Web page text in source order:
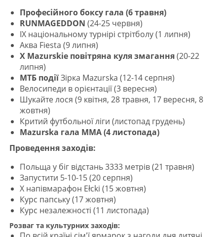
Професійного боксу гала (6 травня)
RUNMAGEDDON (24-25 червня)
IX національному турнірі стрітболу (1 липня)
Аква Fiesta (9 липня)
X Mazurskie повітряна куля змагання(20-22
липня)
МТБ подіїЗірка Mazurska (12-14 серпня)
Велосипеди в орієнтації (3 вересня)
Шукайте лося (9 квітня, 28 травня, 17 вересня, 8
жовтня)
Критий футбольної ліги (листопад грудень)
Mazurska гала ММА (4 листопада)
Проведення заходів:
Польща у біг відстань 3333 метрів (21 травня)
Запустити 5-10-15 (20 серпня)
X напівмарафон Ełcki (15 жовтня)
Курс папську (17 жовтня)
Курс незалежності (11 листопада)
Розваг та культурних заходів: